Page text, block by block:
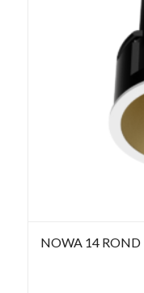
NOWA 14 ROND